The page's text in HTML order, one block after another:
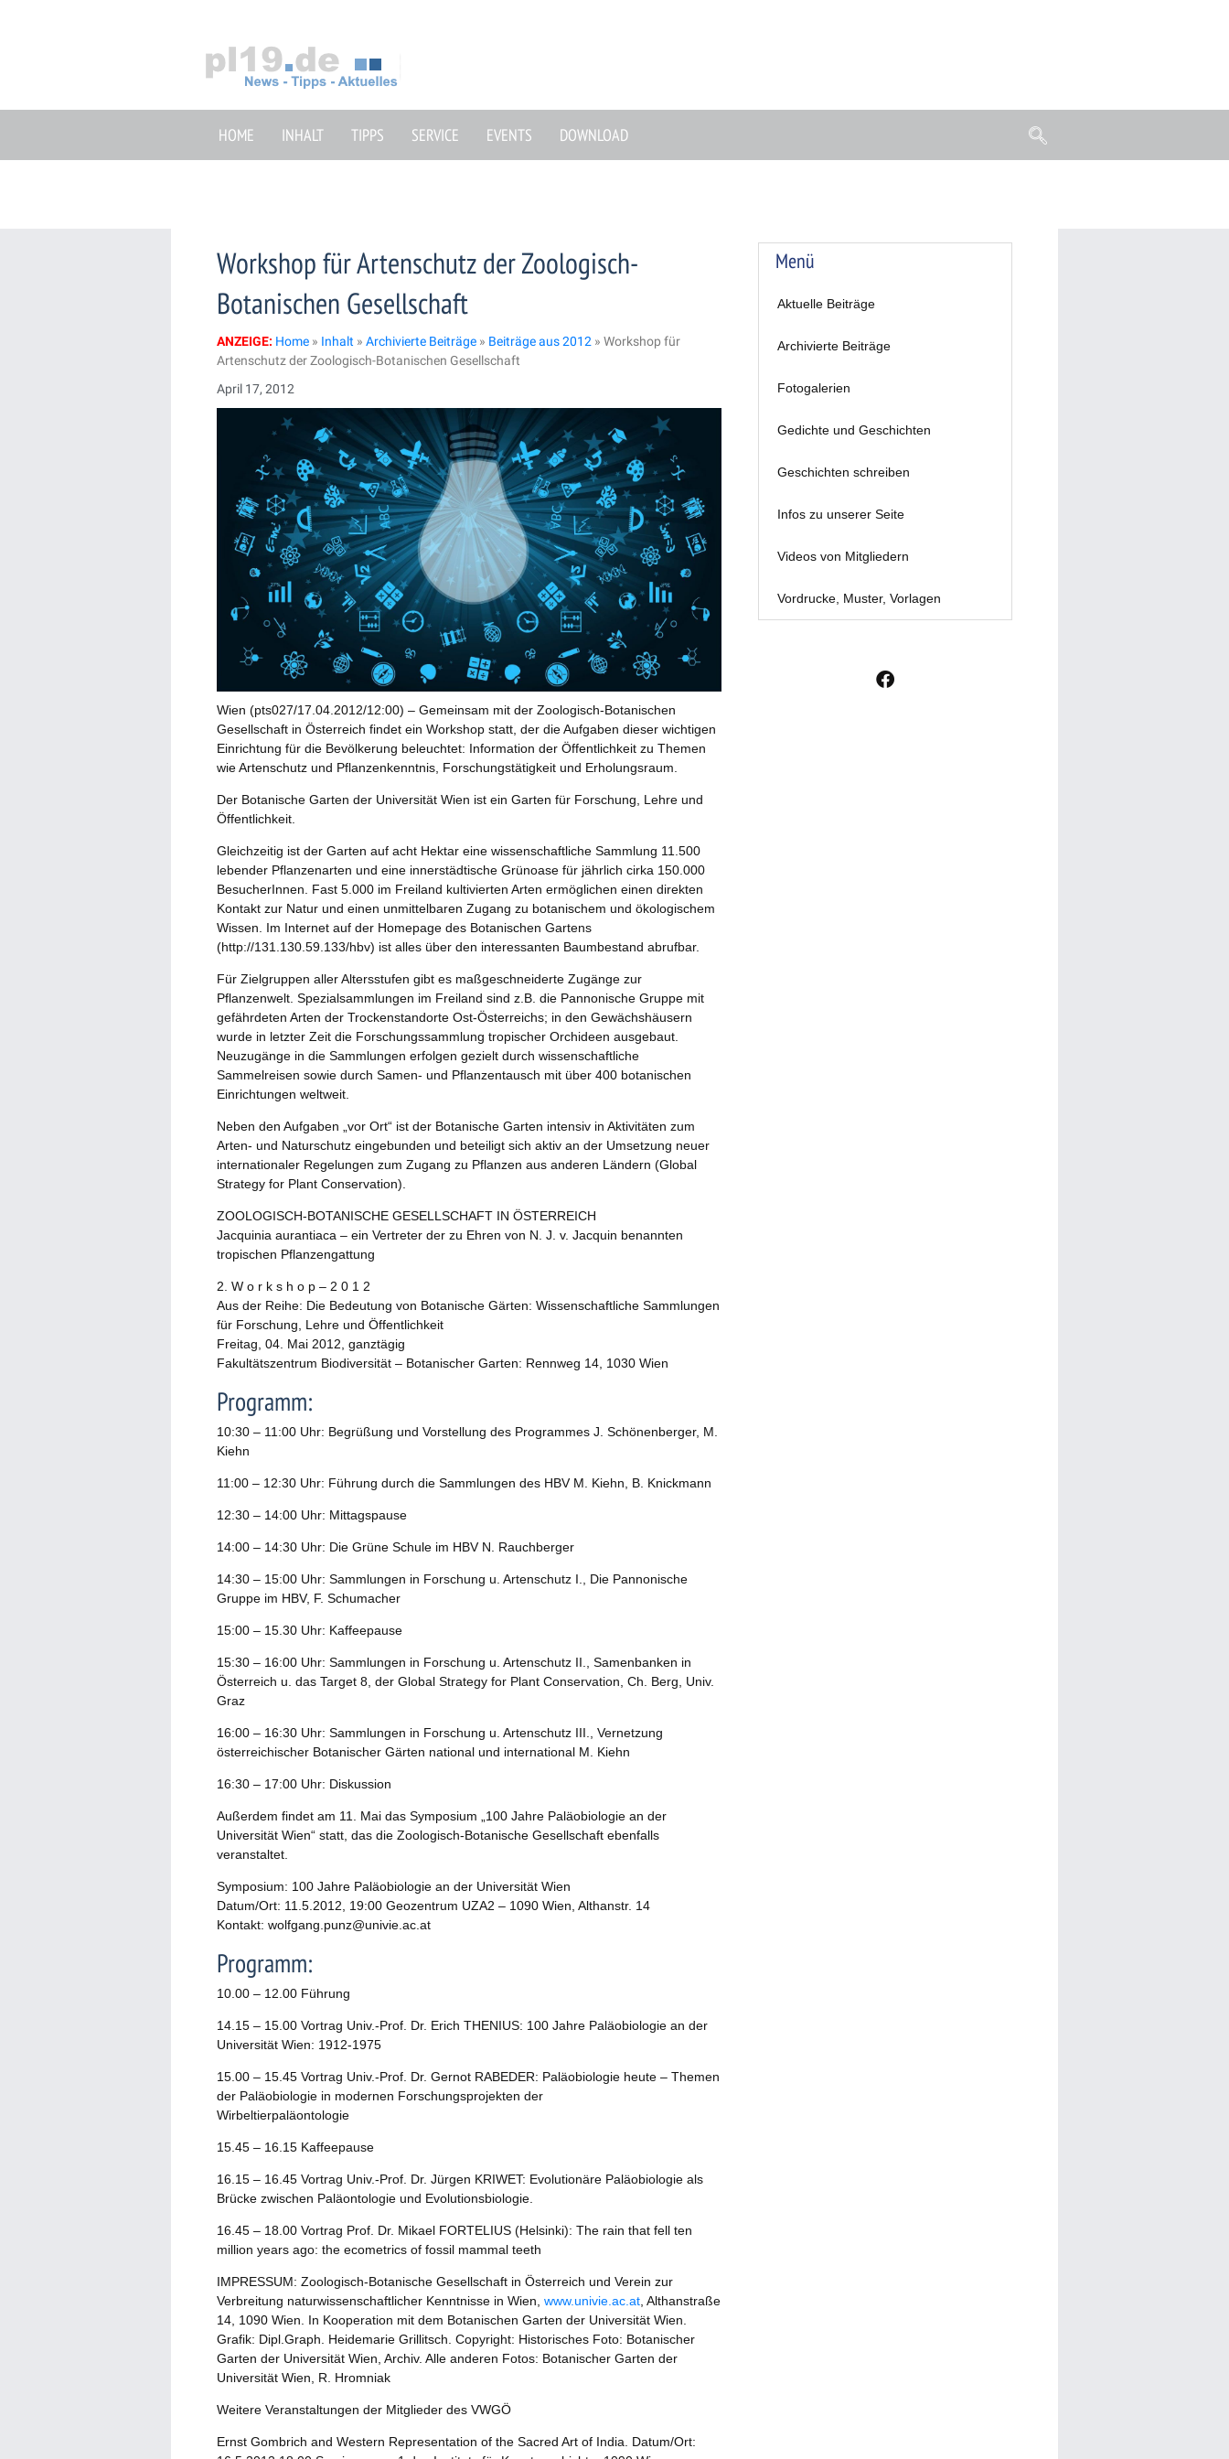
HOME INHALT TIPPS SERVICE EVENTS DOWNLOAD
Workshop für Artenschutz der Zoologisch-
Botanischen Gesellschaft
ANZEIGE: Home » Inhalt » Archivierte Beiträge » Beiträge aus 2012 » Workshop für
Artenschutz der Zoologisch-Botanischen Gesellschaft
April 17, 2012
Wien (pts027/17.04.2012/12:00) – Gemeinsam mit der Zoologisch-Botanischen
Gesellschaft in Österreich findet ein Workshop statt, der die Aufgaben dieser wichtigen
Einrichtung für die Bevölkerung beleuchtet: Information der Öffentlichkeit zu Themen
wie Artenschutz und Pflanzenkenntnis, Forschungstätigkeit und Erholungsraum.
Der Botanische Garten der Universität Wien ist ein Garten für Forschung, Lehre und
Öffentlichkeit.
Gleichzeitig ist der Garten auf acht Hektar eine wissenschaftliche Sammlung 11.500
lebender Pflanzenarten und eine innerstädtische Grünoase für jährlich cirka 150.000
BesucherInnen. Fast 5.000 im Freiland kultivierten Arten ermöglichen einen direkten
Kontakt zur Natur und einen unmittelbaren Zugang zu botanischem und ökologischem
Wissen. Im Internet auf der Homepage des Botanischen Gartens
(http://131.130.59.133/hbv) ist alles über den interessanten Baumbestand abrufbar.
Für Zielgruppen aller Altersstufen gibt es maßgeschneiderte Zugänge zur
Pflanzenwelt. Spezialsammlungen im Freiland sind z.B. die Pannonische Gruppe mit
gefährdeten Arten der Trockenstandorte Ost-Österreichs; in den Gewächshäusern
wurde in letzter Zeit die Forschungssammlung tropischer Orchideen ausgebaut.
Neuzugänge in die Sammlungen erfolgen gezielt durch wissenschaftliche
Sammelreisen sowie durch Samen- und Pflanzentausch mit über 400 botanischen
Einrichtungen weltweit.
Neben den Aufgaben „vor Ort“ ist der Botanische Garten intensiv in Aktivitäten zum
Arten- und Naturschutz eingebunden und beteiligt sich aktiv an der Umsetzung neuer
internationaler Regelungen zum Zugang zu Pflanzen aus anderen Ländern (Global
Strategy for Plant Conservation).
ZOOLOGISCH-BOTANISCHE GESELLSCHAFT IN ÖSTERREICH
Jacquinia aurantiaca – ein Vertreter der zu Ehren von N. J. v. Jacquin benannten
tropischen Pflanzengattung
2. W o r k s h o p – 2 0 1 2
Aus der Reihe: Die Bedeutung von Botanische Gärten: Wissenschaftliche Sammlungen
für Forschung, Lehre und Öffentlichkeit
Freitag, 04. Mai 2012, ganztägig
Fakultätszentrum Biodiversität – Botanischer Garten: Rennweg 14, 1030 Wien
Programm:
10:30 – 11:00 Uhr: Begrüßung und Vorstellung des Programmes J. Schönenberger, M.
Kiehn
11:00 – 12:30 Uhr: Führung durch die Sammlungen des HBV M. Kiehn, B. Knickmann
12:30 – 14:00 Uhr: Mittagspause
14:00 – 14:30 Uhr: Die Grüne Schule im HBV N. Rauchberger
14:30 – 15:00 Uhr: Sammlungen in Forschung u. Artenschutz I., Die Pannonische
Gruppe im HBV, F. Schumacher
15:00 – 15.30 Uhr: Kaffeepause
15:30 – 16:00 Uhr: Sammlungen in Forschung u. Artenschutz II., Samenbanken in
Österreich u. das Target 8, der Global Strategy for Plant Conservation, Ch. Berg, Univ.
Graz
16:00 – 16:30 Uhr: Sammlungen in Forschung u. Artenschutz III., Vernetzung
österreichischer Botanischer Gärten national und international M. Kiehn
16:30 – 17:00 Uhr: Diskussion
Außerdem findet am 11. Mai das Symposium „100 Jahre Paläobiologie an der
Universität Wien“ statt, das die Zoologisch-Botanische Gesellschaft ebenfalls
veranstaltet.
Symposium: 100 Jahre Paläobiologie an der Universität Wien
Datum/Ort: 11.5.2012, 19:00 Geozentrum UZA2 – 1090 Wien, Althanstr. 14
Kontakt: wolfgang.punz@univie.ac.at
Programm:
10.00 – 12.00 Führung
14.15 – 15.00 Vortrag Univ.-Prof. Dr. Erich THENIUS: 100 Jahre Paläobiologie an der
Universität Wien: 1912-1975
15.00 – 15.45 Vortrag Univ.-Prof. Dr. Gernot RABEDER: Paläobiologie heute – Themen
der Paläobiologie in modernen Forschungsprojekten der
Wirbeltierpaläontologie
15.45 – 16.15 Kaffeepause
16.15 – 16.45 Vortrag Univ.-Prof. Dr. Jürgen KRIWET: Evolutionäre Paläobiologie als
Brücke zwischen Paläontologie und Evolutionsbiologie.
16.45 – 18.00 Vortrag Prof. Dr. Mikael FORTELIUS (Helsinki): The rain that fell ten
million years ago: the ecometrics of fossil mammal teeth
IMPRESSUM: Zoologisch-Botanische Gesellschaft in Österreich und Verein zur
Verbreitung naturwissenschaftlicher Kenntnisse in Wien, www.univie.ac.at , Althanstraße
14, 1090 Wien. In Kooperation mit dem Botanischen Garten der Universität Wien.
Grafik: Dipl.Graph. Heidemarie Grillitsch. Copyright: Historisches Foto: Botanischer
Garten der Universität Wien, Archiv. Alle anderen Fotos: Botanischer Garten der
Universität Wien, R. Hromniak
Weitere Veranstaltungen der Mitglieder des VWGÖ
Ernst Gombrich and Western Representation of the Sacred Art of India. Datum/Ort:
Menü
Aktuelle Beiträge
Archivierte Beiträge
Fotogalerien
Gedichte und Geschichten
Geschichten schreiben
Infos zu unserer Seite
Videos von Mitgliedern
Vordrucke, Muster, Vorlagen
F
a